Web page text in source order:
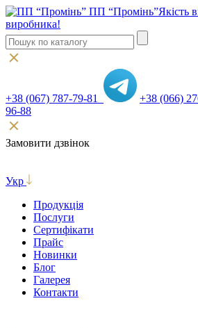
ПП “Промінь”Якість
виробника!
+38 (067) 787-79-81 +38 (066)
96-88
Замовити дзвінок
Укр
Продукція
Послуги
Сертифікати
Прайс
Новинки
Блог
Галерея
Контакти